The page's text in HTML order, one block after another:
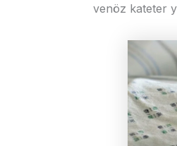
venöz kateter